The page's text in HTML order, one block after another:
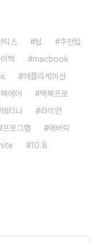
릭스 팁
추천팁
맥
macbook
애플리케이션
에어
맥북프로
레티나
라이언
프로그램
매버릭
10.8